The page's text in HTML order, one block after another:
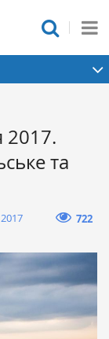
2017.
та
722